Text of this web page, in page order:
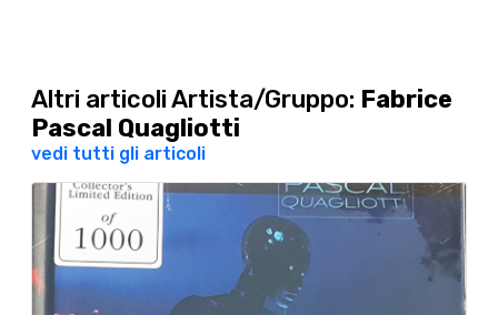
Altri articoli Artista/Gruppo: Fabrice
Pascal Quagliotti
vedi tutti gli articoli